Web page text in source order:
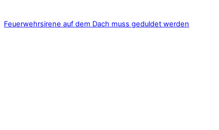
Feuerwehrsirene auf dem Dach muss geduldet werden